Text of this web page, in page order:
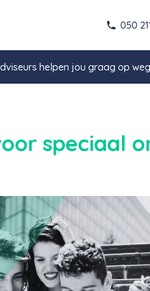
050
helpen jou graag op
speciaal